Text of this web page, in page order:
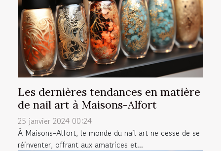
Les dernières tendances en matière
de nail art à Maisons-Alfort
25 janvier 2024 00:24
À Maisons-Alfort, le monde du nail art ne cesse de se
réinventer, offrant aux amatrices et...